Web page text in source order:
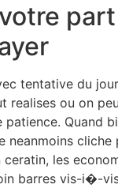
tentative du
realises ou on
Quand
les
barres vis-i�-